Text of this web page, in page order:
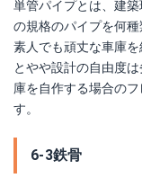
単管パイプとは、建
の規格のパイプを何種
素人でも頑丈な車庫
とやや設計の自由度
庫を自作する場合の
す。
6-3鉄骨